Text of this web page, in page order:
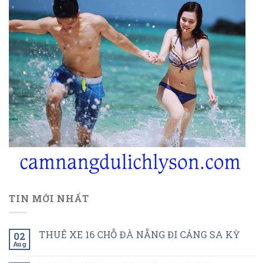
TIN MỚI NHẤT
02
Aug
THUÊ XE 16 CHỖ ĐÀ NẴNG ĐI CẢNG SA KỲ